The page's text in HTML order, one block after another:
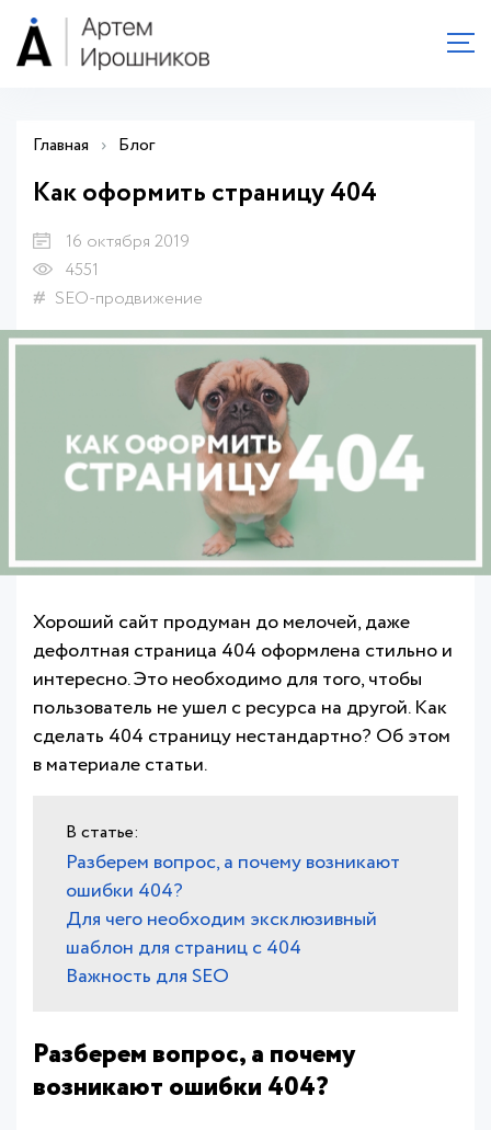
Главная › Блог
Как оформить страницу 404
16 октября 2019
4551
SEO-продвижение
Хороший сайт продуман до мелочей, даже
дефолтная страница 404 оформлена стильно и
интересно. Это необходимо для того, чтобы
пользователь не ушел с ресурса на другой. Как
сделать 404 страницу нестандартно? Об этом
в материале статьи.
Разберем вопрос, а почему возникают
ошибки 404?
Для чего необходим эксклюзивный
шаблон для страниц с 404
Важность для SEO
Разберем вопрос, а почему
возникают ошибки 404?